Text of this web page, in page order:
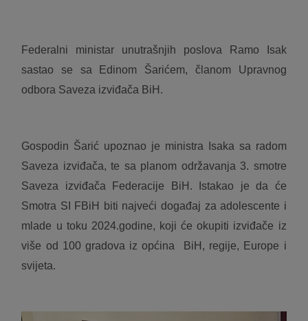
Federalni ministar unutrašnjih poslova Ramo Isak
sastao se sa Edinom Šarićem, članom Upravnog
odbora Saveza izviđača BiH.
Gospodin Šarić upoznao je ministra Isaka sa radom
Saveza izviđača, te sa planom održavanja 3. smotre
Saveza izviđača Federacije BiH. Istakao je da će
Smotra SI FBiH biti najveći događaj za adolescente i
mlade u toku 2024.godine, koji će okupiti izviđače iz
više od 100 gradova iz općina BiH, regije, Europe i
svijeta.